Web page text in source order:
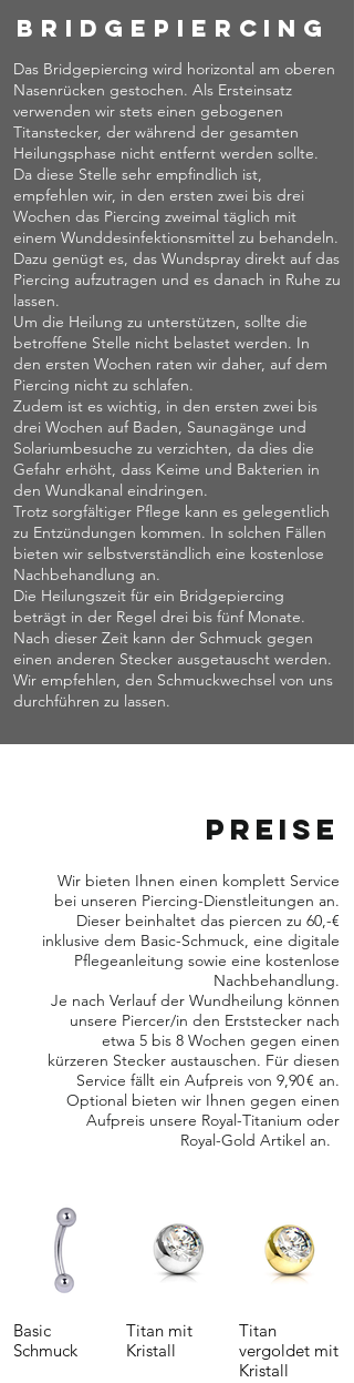
Bridgepiercing
Das Bridgepiercing wird horizontal am oberen
Nasenrücken gestochen. Als Ersteinsatz
verwenden wir stets einen gebogenen
Titanstecker, der während der gesamten
Heilungsphase nicht entfernt werden sollte.
Da diese Stelle sehr empfindlich ist,
empfehlen wir, in den ersten zwei bis drei
Wochen das Piercing zweimal täglich mit
einem Wunddesinfektionsmittel zu behandeln.
Dazu genügt es, das Wundspray direkt auf das
Piercing aufzutragen und es danach in Ruhe zu
lassen.
Um die Heilung zu unterstützen, sollte die
betroffene Stelle nicht belastet werden. In
den ersten Wochen raten wir daher, auf dem
Piercing nicht zu schlafen.
Zudem ist es wichtig, in den ersten zwei bis
drei Wochen auf Baden, Saunagänge und
Solariumbesuche zu verzichten, da dies die
Gefahr erhöht, dass Keime und Bakterien in
den Wundkanal eindringen.
Trotz sorgfältiger Pflege kann es gelegentlich
zu Entzündungen kommen. In solchen Fällen
bieten wir selbstverständlich eine kostenlose
Nachbehandlung an.
Die Heilungszeit für ein Bridgepiercing
beträgt in der Regel drei bis fünf Monate.
Nach dieser Zeit kann der Schmuck gegen
einen anderen Stecker ausgetauscht werden.
Wir empfehlen, den Schmuckwechsel von uns
durchführen zu lassen.
Preise
Wir bieten Ihnen einen komplett Service
bei unseren Piercing-Dienstleitungen an.
Dieser beinhaltet das piercen zu 60,-€
inklusive dem Basic-Schmuck, eine digitale
Pflegeanleitung sowie eine kostenlose
Nachbehandlung.
Je nach Verlauf der Wundheilung können
unsere Piercer/in den Erststecker nach
etwa 5 bis 8 Wochen gegen einen
kürzeren Stecker austauschen. Für diesen
Service fällt ein Aufpreis von 9,90 € an.
Optional bieten wir Ihnen gegen einen
Aufpreis unsere Royal-Titanium oder
Royal-Gold Artikel an.
Basic
Schmuck
Titan mit
Kristall
Titan
vergoldet mit
Kristall